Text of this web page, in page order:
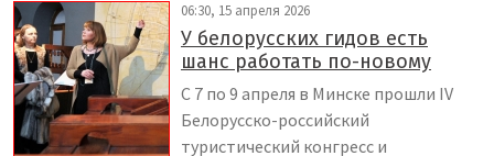
06:30, 15 апреля 2026
У белорусских гидов есть
шанс работать по-новому
С 7 по 9 апреля в Минске прошли IV
Белорусско-российский
туристический конгресс и